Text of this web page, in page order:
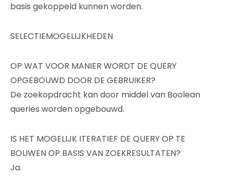
basis gekoppeld kunnen worden.
SELECTIEMOGELIJKHEDEN
OP WAT VOOR MANIER WORDT DE QUERY
OPGEBOUWD DOOR DE GEBRUIKER?
De zoekopdracht kan door middel van Boolean
queries worden opgebouwd.
IS HET MOGELIJK ITERATIEF DE QUERY OP TE
BOUWEN OP BASIS VAN ZOEKRESULTATEN?
Ja.